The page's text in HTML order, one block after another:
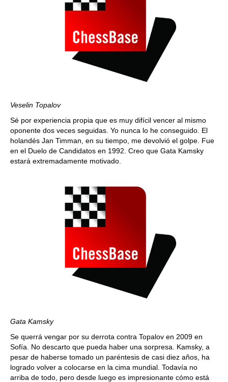
Veselin Topalov
Sé por experiencia propia que es muy difícil vencer al mismo
oponente dos veces seguidas. Yo nunca lo he conseguido. El
holandés Jan Timman, en su tiempo, me devolvió el golpe. Fue
en el Duelo de Candidatos en 1992. Creo que Gata Kamsky
estará extremadamente motivado.
Gata Kamsky
Se querrá vengar por su derrota contra Topalov en 2009 en
Sofía. No descarto que pueda haber una sorpresa. Kamsky, a
pesar de haberse tomado un paréntesis de casi diez años, ha
logrado volver a colocarse en la cima mundial. Todavía no
arriba de todo, pero desde luego es impresionante cómo está